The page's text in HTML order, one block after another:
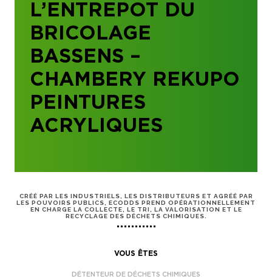
L’ENTREPOT DU
BRICOLAGE
BASSENS –
CHAMBERY REKUPO
PEINTURES
ACRYLIQUES
CRÉÉ PAR LES INDUSTRIELS, LES DISTRIBUTEURS ET AGRÉÉ PAR
LES POUVOIRS PUBLICS, ECODDS PREND OPÉRATIONNELLEMENT
EN CHARGE LA COLLECTE, LE TRI, LA VALORISATION ET LE
RECYCLAGE DES DÉCHETS CHIMIQUES.
VOUS ÊTES
DÉTENTEUR DE DÉCHETS CHIMIQUES